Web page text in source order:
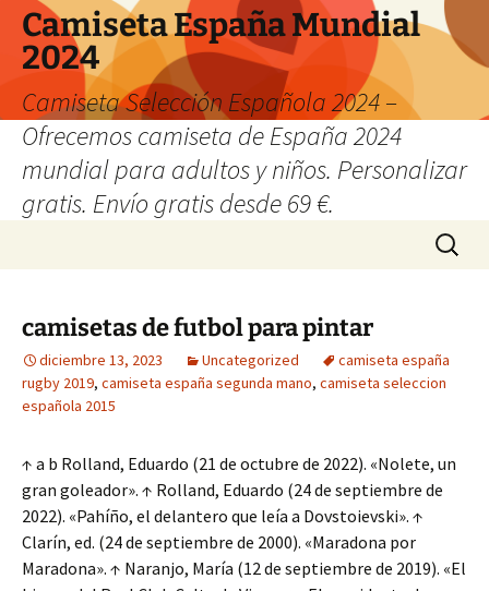
Camiseta España Mundial
2024
Camiseta Selección Española 2024 –
Ofrecemos camiseta de España 2024
mundial para adultos y niños. Personalizar
gratis. Envío gratis desde 69 €.
Buscar:
camisetas de futbol para pintar
diciembre 13, 2023 Uncategorized
camiseta españa
rugby 2019, camiseta españa segunda mano, camiseta seleccion
española 2015
↑ a b Rolland, Eduardo (21 de octubre de 2022). «Nolete, un
gran goleador». ↑ Rolland, Eduardo (24 de septiembre de
2022). «Pahíño, el delantero que leía a Dovstoievski». ↑
Clarín, ed. (24 de septiembre de 2000). «Maradona por
Maradona». ↑ Naranjo, María (12 de septiembre de 2019). «El